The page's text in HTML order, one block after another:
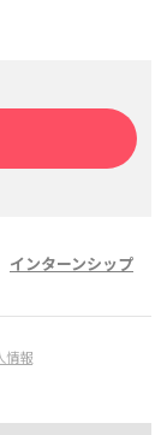
インターンシップ
情報